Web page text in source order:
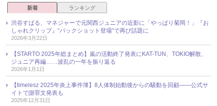
新着 ランキング
渋谷すばる、マネジャーで元関西ジュニアの近影に「やっぱり菊岡！」『お
しゃれクリップ』“バックショット登場”で再び話題に
2026年3月22日
【STARTO 2025年総まとめ】嵐の活動終了発表にKAT-TUN、TOKIO解散、
ジュニア再編……波乱の一年を振り返る
2026年1月1日
【timelesz 2025年炎上事件簿】8人体制始動後からの騒動を回顧――公式サ
イトで謝罪文発表も
2025年12月31日